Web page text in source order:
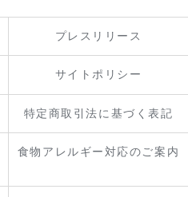
プレスリリース
サイトポリシー
特定商取引法に基づく表記
食物アレルギー対応のご案内